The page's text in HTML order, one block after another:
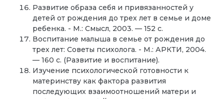
Развитие образа себя и привязанностей у
детей от рождения до трех лет в семье и доме
ребенка. - М.: Смысл, 2003. — 152 с.
Воспитание малыша в семье от рождения до
трех лет: Советы психолога. - М.: АРКТИ, 2004.
— 160 с. (Развитие и воспитание).
Изучение психологической готовности к
материнству как фактора развития
последующих взаимоотношений матери и